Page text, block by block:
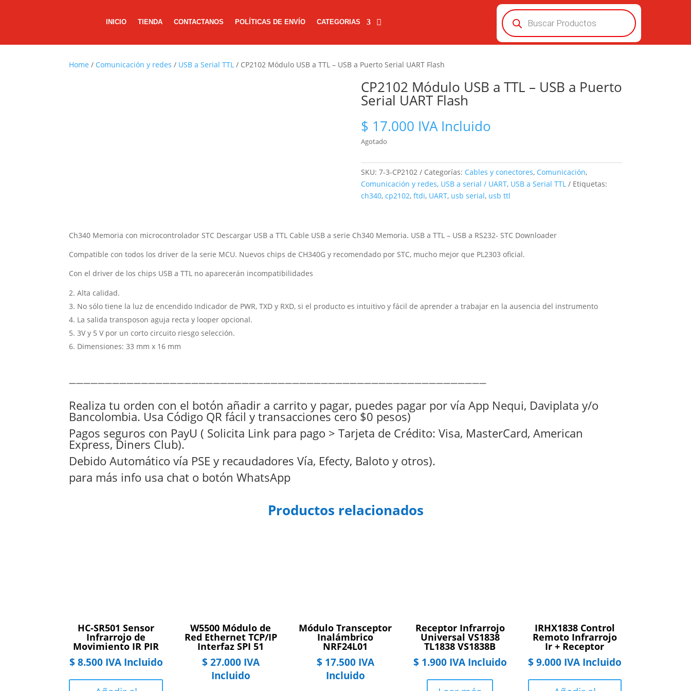
INICIO TIENDA CONTACTANOS POLÍTICAS DE ENVÍO CATEGORIAS
Búsqueda
de
productos
Home / Comunicación y redes / USB a Serial TTL / CP2102 Módulo USB a TTL – USB a Puerto Serial UART Flash
CP2102 Módulo USB a TTL – USB a Puerto
Serial UART Flash
$ 17.000 IVA Incluido
Agotado
SKU: 7-3-CP2102 Categorías: Cables y conectores, Comunicación,
Comunicación y redes, USB a serial / UART, USB a Serial TTL
Etiquetas:
ch340, cp2102, ftdi, UART, usb serial, usb ttl
Ch340 Memoria con microcontrolador STC Descargar USB a TTL Cable USB a serie Ch340 Memoria. USB a TTL – USB a RS232- STC Downloader
Compatible con todos los driver de la serie MCU. Nuevos chips de CH340G y recomendado por STC, mucho mejor que PL2303 oficial.
Con el driver de los chips USB a TTL no aparecerán incompatibilidades
Alta calidad.
No sólo tiene la luz de encendido Indicador de PWR, TXD y RXD, si el producto es intuitivo y fácil de aprender a trabajar en la ausencia del instrumento
La salida transposon aguja recta y looper opcional.
3V y 5 V por un corto circuito riesgo selección.
Dimensiones: 33 mm x 16 mm
——————————————————————————————————————————————————————————
Realiza tu orden con el botón añadir a carrito y pagar, puedes pagar por vía App Nequi, Daviplata y/o
Bancolombia. Usa Código QR fácil y transacciones cero $0 pesos)
Pagos seguros con PayU ( Solicita Link para pago > Tarjeta de Crédito: Visa, MasterCard, American
Express, Diners Club).
Debido Automático vía PSE y recaudadores Vía, Efecty, Baloto y otros).
para más info usa chat o botón WhatsApp
Productos relacionados
HC-SR501 Sensor
Infrarrojo de
Movimiento IR PIR
$8.500 IVA Incluido
W5500 Módulo de
Red Ethernet TCP/IP
Interfaz SPI 51
$27.000 IVA
Incluido
Módulo Transceptor
Inalámbrico
NRF24L01
$17.500 IVA
Incluido
Receptor Infrarrojo
Universal VS1838
TL1838 VS1838B
$1.900 IVA Incluido
IRHX1838 Control
Remoto Infrarrojo
Ir + Receptor
$9.000 IVA Incluido